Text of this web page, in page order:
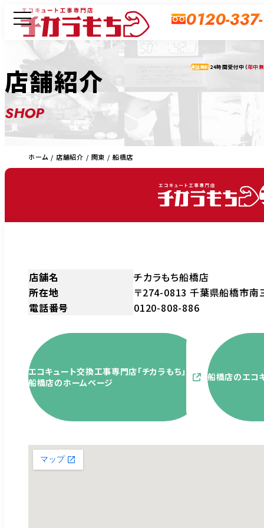
0120-
通話無料24時間受付中（年中
店舗紹介
SHOP
ホーム 店舗紹介 関東 船橋店
店舗名
チカラもち船橋店
所在地
〒274-0813 千葉県船橋市
電話番号
0120-808-886
エコキュート交換工事専門店「チカラもち」
船橋店のホームページ
船橋店のエコ